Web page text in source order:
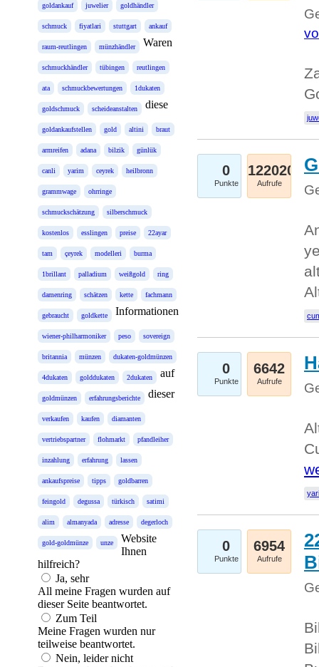
goldankauf juwelier goldhändler
schmuck fiyatlari stuttgart ankauf
raum-reutlingen münzhändler
schmuckhändler tübingen reutlingen
ata schmuckbewertungen 1dukaten
goldschmuck scheideanstalten
goldankaufstellen gold altini braut
armreifen adana bilzik günlük
canli yarim ceyrek heilbronn
grammwage ohrringe
schmuckschätzung silberschmuck
kostenlos esslingen preise 22ayar
tam çeyrek modelleri burma
1brillant palladium weißgold ring
damenring schätzen kette fachmann
gebraucht goldkette
wiener-philharmoniker peso sovereign
britannia münzen dukaten-goldmünzen
4dukaten golddukaten 2dukaten
goldmünzen erfahrungsberichte
verkaufen kaufen diamanten
vertriebspartner flohmarkt pfandleiher
inzahlung erfahrung lassen
ankaufspreise tipps goldbarren
feingold degussa türkisch satimi
alim almanyada adresse degerloch
gold-goldmünze unze
Waren
diese
Informationen
auf
dieser
Website
Ihnen
hilfreich?
Ja, sehr
All meine Fragen wurden auf
dieser Seite beantwortet.
Zum Teil
Meine Fragen wurden nur
teilweise beantwortet.
Nein, leider nicht
0
Punkte
122020
Aufrufe
0
Punkte
6642
Aufrufe
0
Punkte
6954
Aufrufe